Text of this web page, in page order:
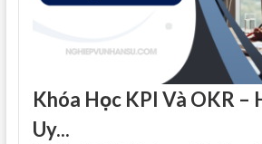
Khóa Học KPI Và OKR –
Uy...